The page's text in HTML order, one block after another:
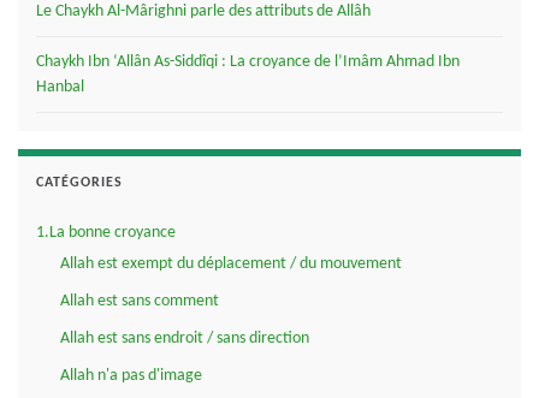
Le Chaykh Al-Mârighni parle des attributs de Allâh
Chaykh Ibn ‘Allân As-Siddîqi : La croyance de l’Imâm Ahmad Ibn
Hanbal
CATÉGORIES
1.La bonne croyance
Allah est exempt du déplacement / du mouvement
Allah est sans comment
Allah est sans endroit / sans direction
Allah n'a pas d'image